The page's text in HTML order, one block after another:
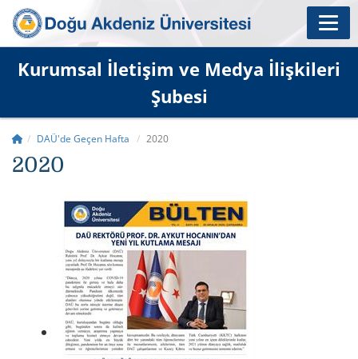
Kurumsal İletişim ve Medya İlişkileri
Şubesi
DAÜ'de Geçen Hafta 2020
2020